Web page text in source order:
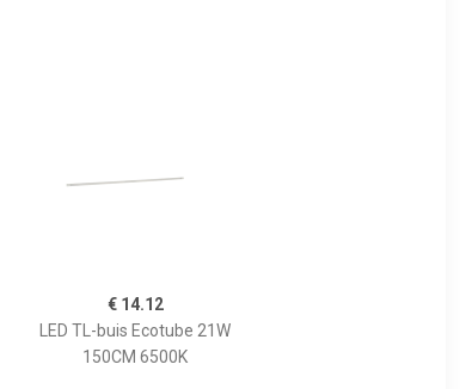
€ 14.12
LED TL-buis Ecotube 21W
150CM 6500K